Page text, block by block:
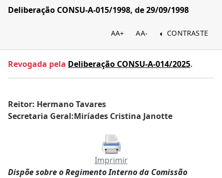
Deliberação CONSU-A-015/1998, de 29/09/1998
AA+ AA- CONTRASTE
Revogada pela Deliberação CONSU-A-014/2025.
Reitor: Hermano Tavares
Secretaria Geral:Miríades Cristina Janotte
Imprimir
Dispõe sobre o Regimento Interno da Comissão